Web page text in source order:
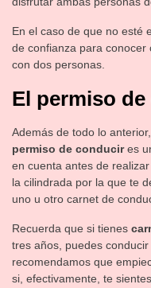
En el caso de que no esté
de confianza para conocer
con dos personas.
El permiso
Además de todo lo
permiso de conducires
en cuenta antes de
la cilindrada por la que te
uno u otro carnet de
Recuerda que si tienes
tres años, puedes
recomendamos que
si, efectivamente, te